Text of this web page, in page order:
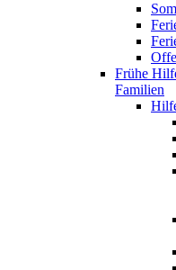
Frühe
Familien